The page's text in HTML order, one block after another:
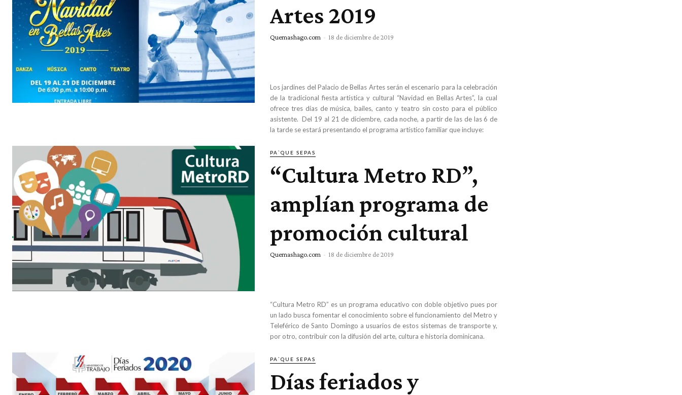
Artes 2019
Quemashago.com - 18 de diciembre de 2019
Los jardines del Palacio de Bellas Artes serán el escenario para la celebración
de la tradicional fiesta artística y cultural “Navidad en Bellas Artes”, la cual
ofrece tres días de música, bailes, canto y teatro sin costo para el público
asistente. Del 19 al 21 de diciembre, cada noche, a partir de las de las 6 de
la tarde se estará presentando el programa artístico familiar que incluye:
PA`QUE SEPAS
“Cultura Metro RD”,
amplían programa de
promoción cultural
Quemashago.com - 18 de diciembre de 2019
“Cultura Metro RD” es un programa educativo con doble objetivo pues por
un lado busca fomentar el conocimiento sobre el funcionamiento del Metro y
Teleférico de Santo Domingo a usuarios de estos sistemas de transporte y,
por otro, contribuir con la difusión del arte, cultura e historia dominicana.
PA`QUE SEPAS
Días feriados y